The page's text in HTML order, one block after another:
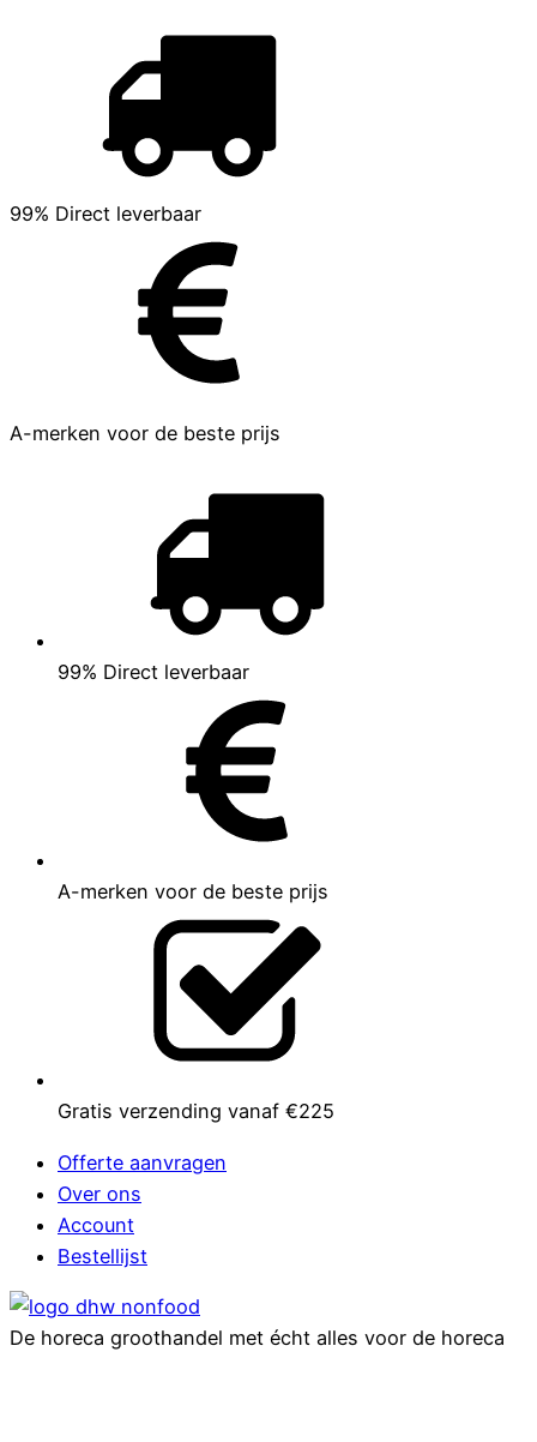
99% Direct leverbaar
A-merken voor de beste prijs
99% Direct leverbaar
A-merken voor de beste prijs
Gratis verzending vanaf €225
Offerte aanvragen
Over ons
Account
Bestellijst
De horeca groothandel met écht alles voor de horeca